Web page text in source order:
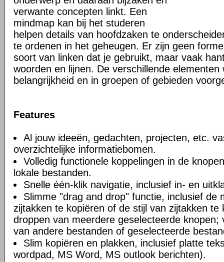
verwante concepten linkt. Een
mindmap kan bij het studeren
helpen details van hoofdzaken te
te ordenen in het geheugen. Er zijn geen
soort van linken dat je gebruikt, maar vaak
woorden en lijnen. De verschillende elementen
belangrijkheid en in groepen of gebieden
Features
Al jouw ideeën, gedachten, projecten, etc.
overzichtelijke informatiebomen.
Volledig functionele koppelingen in de
lokale bestanden.
Snelle één-klik navigatie, inclusief in- en
Slimme "drag and drop" functie, inclusief de
zijtakken te kopiëren of de stijl van zijtakken te
droppen van meerdere geselecteerde knopen;
van andere bestanden of geselecteerde
Slim kopiëren en plakken, inclusief platte
wordpad, MS Word, MS outlook berichten).